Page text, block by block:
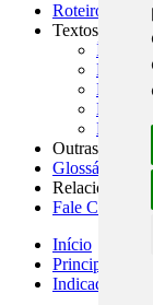
Roteiros para
Textos
Índice
Na
Fórum
Outras
Glossário
Fale Conosco
Início
Principais
Indicadores